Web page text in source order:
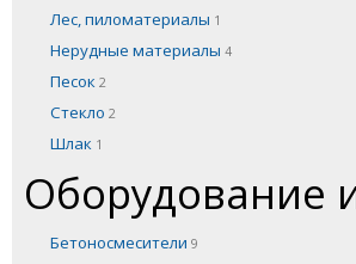
Лес, пиломатериалы 1
Нерудные материалы 4
Песок 2
Стекло 2
Шлак 1
Оборудование
Бетоносмесители 9